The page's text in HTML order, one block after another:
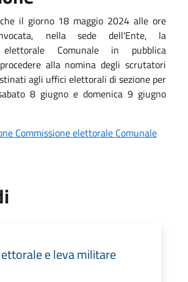
il giorno 18 maggio 2024 alle ore
nella sede dell'Ente, la
elettorale Comunale in pubblica
alla nomina degli scrutatori
agli uffici elettorali di sezione per
8 giugno e domenica 9 giugno
Commissione elettorale Comunale
e leva militare